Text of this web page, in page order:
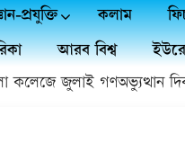
প্রযুক্তি কলাম
আরব বিশ্ব
জুলাই গণঅভ্যুত্থান দিবস